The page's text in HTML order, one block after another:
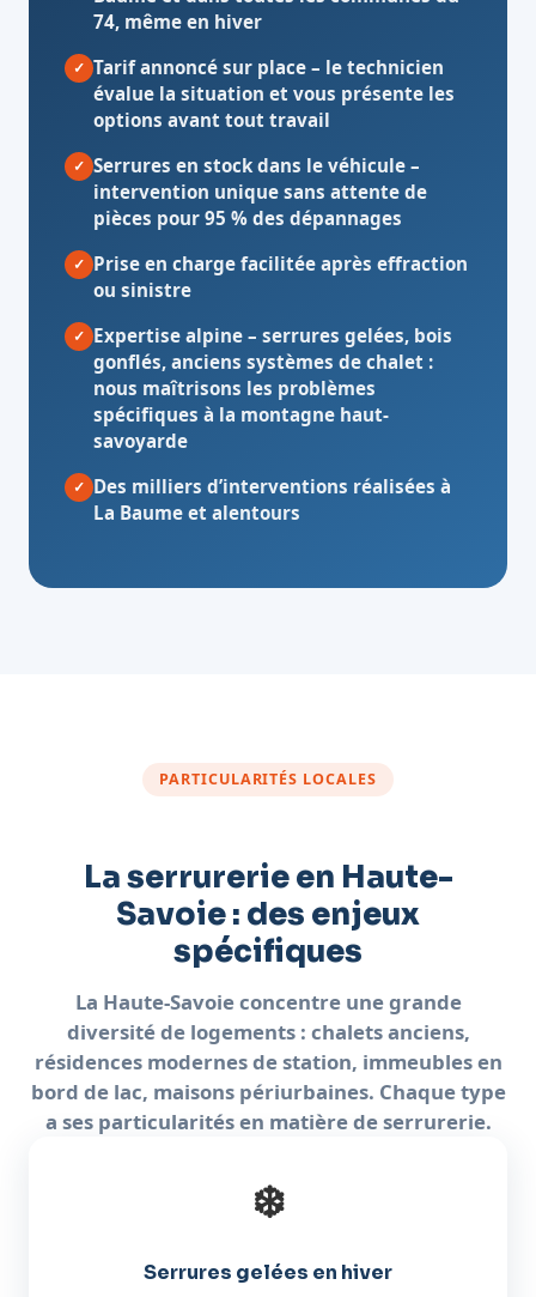
74, même en hiver
✓ Tarif annoncé sur place – le technicien
évalue la situation et vous présente les
options avant tout travail
✓ Serrures en stock dans le véhicule –
intervention unique sans attente de
pièces pour 95 % des dépannages
✓ Prise en charge facilitée après effraction
ou sinistre
✓ Expertise alpine – serrures gelées, bois
gonflés, anciens systèmes de chalet :
nous maîtrisons les problèmes
spécifiques à la montagne haut-
savoyarde
✓ Des milliers d’interventions réalisées à
La Baume et alentours
PARTICULARITÉS LOCALES
La serrurerie en Haute-
Savoie : des enjeux
spécifiques
La Haute-Savoie concentre une grande
diversité de logements : chalets anciens,
résidences modernes de station, immeubles en
bord de lac, maisons périurbaines. Chaque type
a ses particularités en matière de serrurerie.
❄️
Serrures gelées en hiver